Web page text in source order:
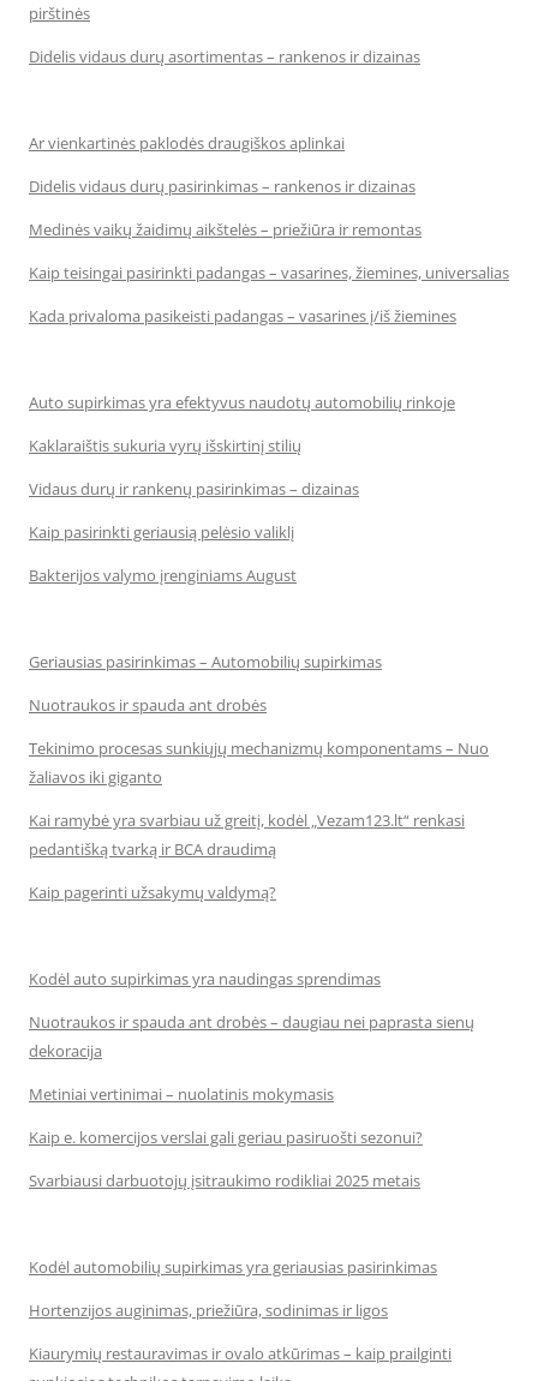
pirštinės
Didelis vidaus durų asortimentas – rankenos ir dizainas
Ar vienkartinės paklodės draugiškos aplinkai
Didelis vidaus durų pasirinkimas – rankenos ir dizainas
Medinės vaikų žaidimų aikštelės – priežiūra ir remontas
Kaip teisingai pasirinkti padangas – vasarines, žiemines, universalias
Kada privaloma pasikeisti padangas – vasarines į/iš žiemines
Auto supirkimas yra efektyvus naudotų automobilių rinkoje
Kaklaraištis sukuria vyrų išskirtinį stilių
Vidaus durų ir rankenų pasirinkimas – dizainas
Kaip pasirinkti geriausią pelėsio valiklį
Bakterijos valymo įrenginiams August
Geriausias pasirinkimas – Automobilių supirkimas
Nuotraukos ir spauda ant drobės
Tekinimo procesas sunkiųjų mechanizmų komponentams – Nuo
žaliavos iki giganto
Kai ramybė yra svarbiau už greitį, kodėl „Vezam123.lt“ renkasi
pedantišką tvarką ir BCA draudimą
Kaip pagerinti užsakymų valdymą?
Kodėl auto supirkimas yra naudingas sprendimas
Nuotraukos ir spauda ant drobės – daugiau nei paprasta sienų
dekoracija
Metiniai vertinimai – nuolatinis mokymasis
Kaip e. komercijos verslai gali geriau pasiruošti sezonui?
Svarbiausi darbuotojų įsitraukimo rodikliai 2025 metais
Kodėl automobilių supirkimas yra geriausias pasirinkimas
Hortenzijos auginimas, priežiūra, sodinimas ir ligos
Kiaurymių restauravimas ir ovalo atkūrimas – kaip prailginti